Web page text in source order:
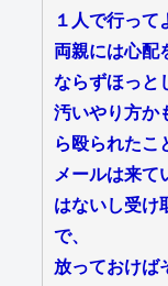
１人で行って
両親には心配
ならずほっと
汚いやり方か
ら殴られたこ
メールは来て
はないし受け
で、
放っておけば